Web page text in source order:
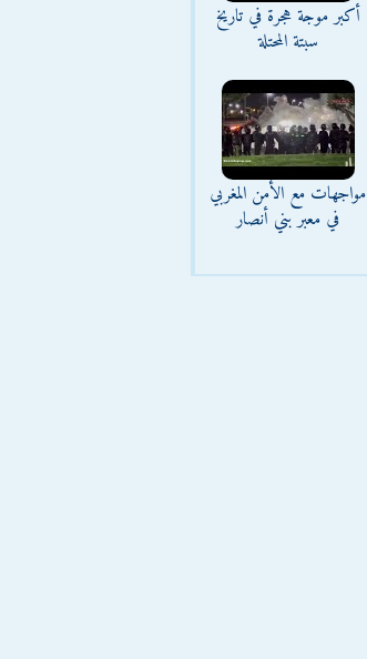
أكبر موجة هجرة في تاريخ
سبتة المحتلة
مواجهات مع الأمن المغربي
في معبر بني أنصار